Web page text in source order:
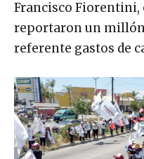
Francisco Fiorentini,
reportaron un millón
referente gastos de